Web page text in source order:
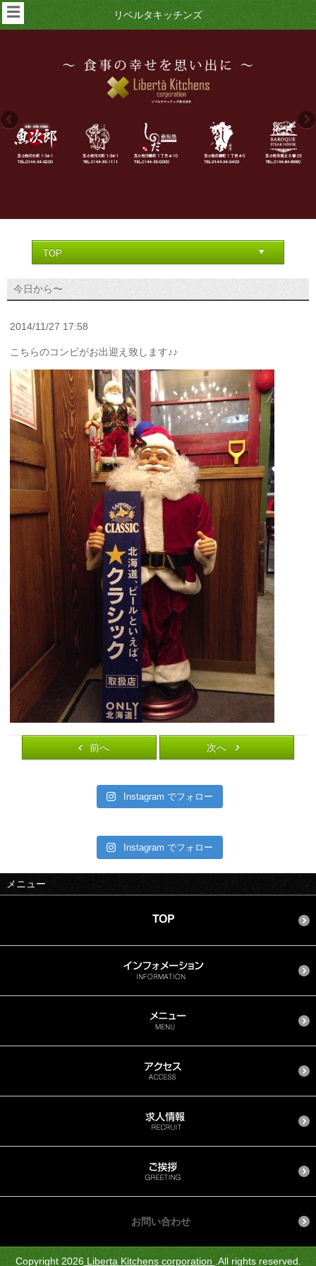
リベルタキッチンズ
☰
今日から〜
2014/11/27 17:58
こちらのコンビがお出迎え致します♪♪
前へ 次へ
Instagram でフォロー
Instagram でフォロー
メニュー
お問い合わせ
Copyright 2026Liberta Kitchens corporation .All rights reserved.